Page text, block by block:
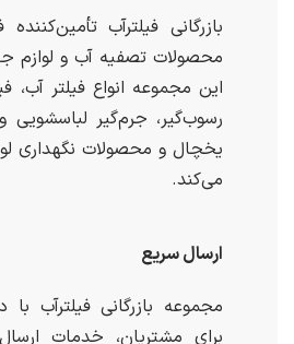
بازرگانی فیلترآب
محصولات تصفیه آب و لوازم
این مجموعه انواع فیلتر آب،
رسوب‌گیر، جرم‌گیر لباسشویی
یخچال و محصولات نگهداری
می‌کند.
ارسال سریع
مجموعه بازرگانی فیلترآب
برای مشتریان، خدمات